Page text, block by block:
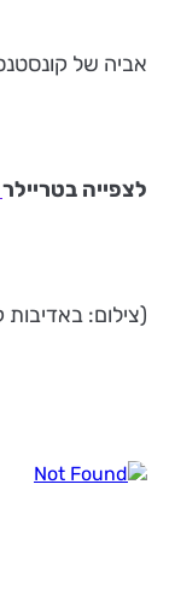
אביה של
לצפייה בטריילר
(צילום: באדיבות